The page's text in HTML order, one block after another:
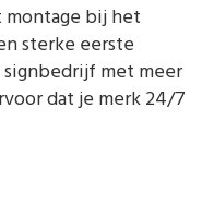
bij het
sterke eerste
signbedrijf met meer
dat je merk 24/7